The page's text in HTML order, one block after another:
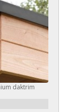
daktrim